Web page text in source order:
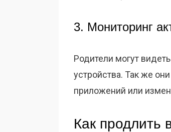
3. Мониторинг
Родители могут
устройства. Так же
приложений или
Как продлить